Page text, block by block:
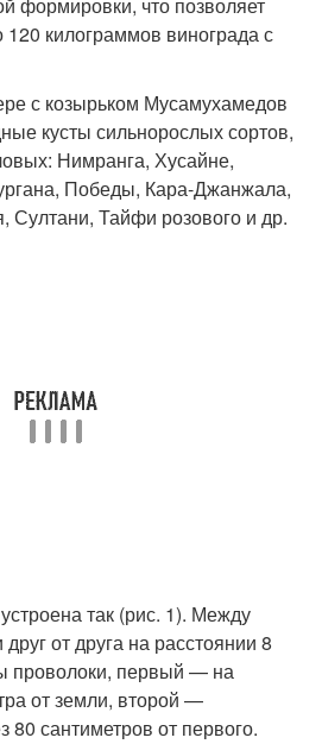
формировки, что позволяет
120 килограммов винограда с
с козырьком Мусамухамедов
кусты сильнорослых сортов,
Нимранга, Хусайне,
Победы, Кара-Джанжала,
Султани, Тайфи розового и др.
так (рис. 1). Между
от друга на расстоянии 8
проволоки, первый — на
от земли, второй —
80 сантиметров от первого.